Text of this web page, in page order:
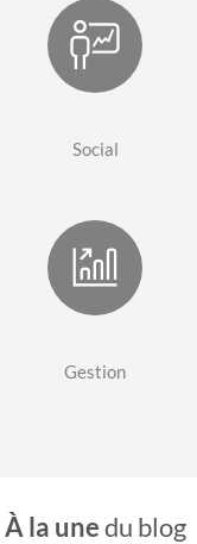
Social
Gestion
À la unedu blog